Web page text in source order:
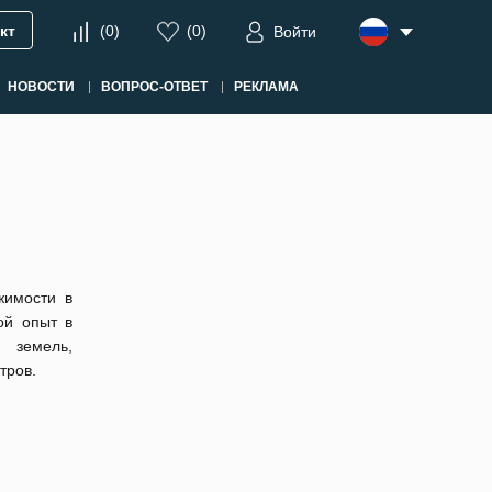
(0) (0) Войти
НОВОСТИ ВОПРОС-ОТВЕТ РЕКЛАМА
в
опыт в